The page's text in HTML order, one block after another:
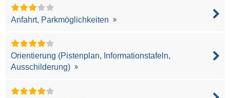
Anfahrt, Parkmöglichkeiten
Orientierung (Pistenplan, Informationstafeln,
Ausschilderung)